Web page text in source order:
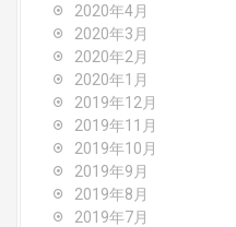
2020年4月
2020年3月
2020年2月
2020年1月
2019年12月
2019年11月
2019年10月
2019年9月
2019年8月
2019年7月